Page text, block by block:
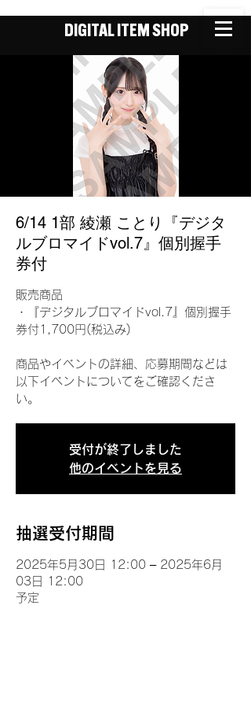
DIGITAL ITEM SHOP
6/14 1部 綾瀬 ことり『デジタ
ルブロマイドvol.7』個別握手
券付
販売商品
・『デジタルブロマイドvol.7』個別握手
券付1,700円(税込み)
商品やイベントの詳細、応募期間などは
以下イベントについてをご確認くださ
い。
受付が終了しました
他のイベントを見る
抽選受付期間
2025年5月30日 12:00 – 2025年6月
03日 12:00
予定